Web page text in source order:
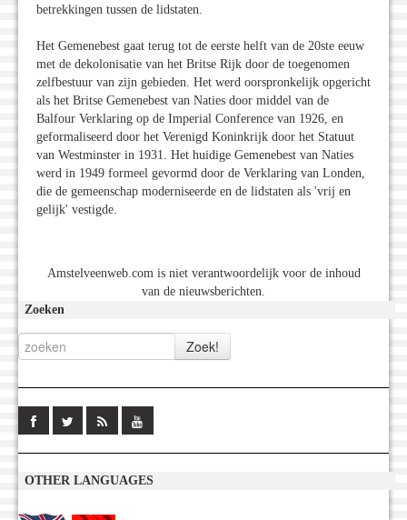
betrekkingen tussen de lidstaten.
Het Gemenebest gaat terug tot de eerste helft van de 20ste eeuw
met de dekolonisatie van het Britse Rijk door de toegenomen
zelfbestuur van zijn gebieden. Het werd oorspronkelijk opgericht
als het Britse Gemenebest van Naties door middel van de
Balfour Verklaring op de Imperial Conference van 1926, en
geformaliseerd door het Verenigd Koninkrijk door het Statuut
van Westminster in 1931. Het huidige Gemenebest van Naties
werd in 1949 formeel gevormd door de Verklaring van Londen,
die de gemeenschap moderniseerde en de lidstaten als 'vrij en
gelijk' vestigde.
Amstelveenweb.com is niet verantwoordelijk voor de inhoud
van de nieuwsberichten.
Zoeken
OTHER LANGUAGES